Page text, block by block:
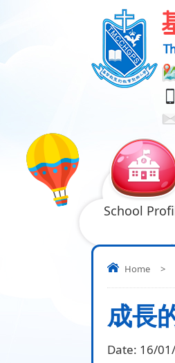
School
Home >
成長
Date: 16/